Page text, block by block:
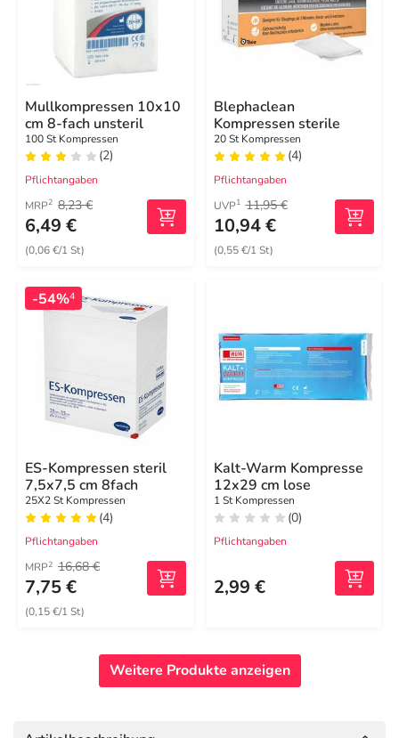
Mullkompressen 10x10
cm 8-fach unsteril
100 St Kompressen
(2)
Pflichtangaben
MRP2 8,23 €
6,49 €
(0,06 €/1 St)
Blephaclean
Kompressen sterile
20 St Kompressen
(4)
Pflichtangaben
UVP1 11,95 €
10,94 €
(0,55 €/1 St)
-54%4
ES-Kompressen steril
7,5x7,5 cm 8fach
25X2 St Kompressen
(4)
Pflichtangaben
MRP2 16,68 €
7,75 €
(0,15 €/1 St)
Kalt-Warm Kompresse
12x29 cm lose
1 St Kompressen
(0)
Pflichtangaben
2,99 €
Weitere Produkte anzeigen